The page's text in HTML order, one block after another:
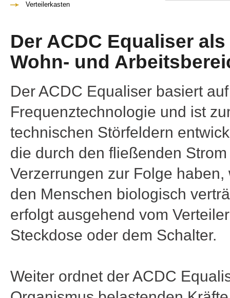
Verteilerkasten
Der ACDC Equaliser
Wohn- und
Der ACDC Equaliser basiert
Frequenztechnologie und ist
technischen Störfeldern
die durch den fließenden
Verzerrungen zur Folge
den Menschen biologisch
erfolgt ausgehend vom
Steckdose oder dem Schalter.
Weiter ordnet der ACDC